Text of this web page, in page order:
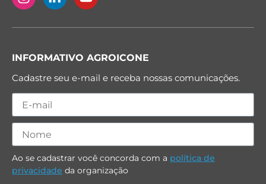
INFORMATIVO AGROICONE
Cadastre seu e-mail e receba nossas comunicações.
Ao se cadastrar você concorda com a política de
privacidade da organização